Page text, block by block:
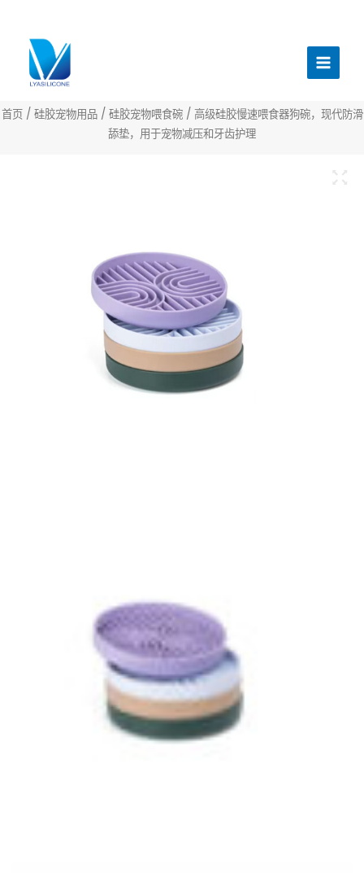
菜
首页/ 硅胶宠物用品/ 硅胶宠物喂食碗/ 高级硅胶慢速喂食器狗碗，现代防滑
舔垫，用于宠物减压和牙齿护理